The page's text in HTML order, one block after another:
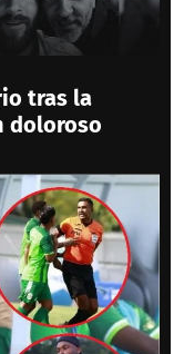
tras la
doloroso